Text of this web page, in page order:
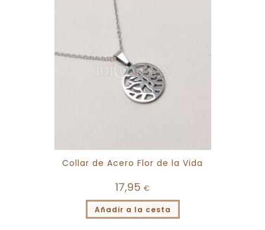
Collar de Acero Flor de la Vida
17,95 €
Añadir a la cesta